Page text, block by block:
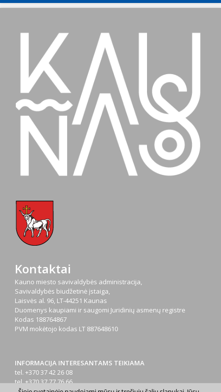
Kontaktai
Kauno miesto savivaldybės administracija,
Savivaldybės biudžetinė įstaiga,
Laisvės al. 96, LT-44251 Kaunas
Duomenys kaupiami ir saugomi Juridinių asmenų registre
Kodas 188764867
PVM mokėtojo kodas LT 887648610
INFORMACIJA INTERESANTAMS TEIKIAMA
tel. +370 37 42 26 08
tel. +370 37 77 76 66